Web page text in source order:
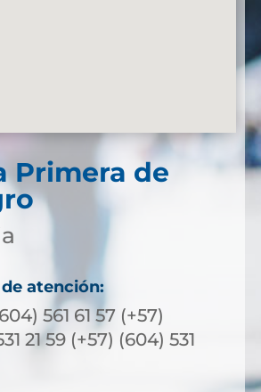
Primera de
atención:
561 61 57 (+57)
21 59 (+57) (604) 531